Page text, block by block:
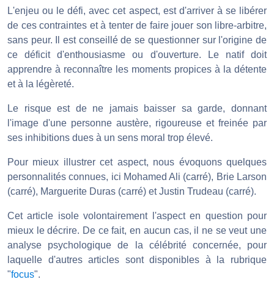
L'enjeu ou le défi, avec cet aspect, est d'arriver à se libérer
de ces contraintes et à tenter de faire jouer son libre-arbitre,
sans peur. Il est conseillé de se questionner sur l'origine de
ce déficit d'enthousiasme ou d'ouverture. Le natif doit
apprendre à reconnaître les moments propices à la détente
et à la légèreté.
Le risque est de ne jamais baisser sa garde, donnant
l'image d'une personne austère, rigoureuse et freinée par
ses inhibitions dues à un sens moral trop élevé.
Pour mieux illustrer cet aspect, nous évoquons quelques
personnalités connues, ici Mohamed Ali (carré), Brie Larson
(carré), Marguerite Duras (carré) et Justin Trudeau (carré).
Cet article isole volontairement l'aspect en question pour
mieux le décrire. De ce fait, en aucun cas, il ne se veut une
analyse psychologique de la célébrité concernée, pour
laquelle d'autres articles sont disponibles à la rubrique
"focus".